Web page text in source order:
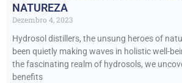
NATUREZA
Dezembro 4, 2023
Hydrosol distillers, the unsung heroes of
been quietly making waves in holistic well-
the fascinating realm of hydrosols, we
benefits